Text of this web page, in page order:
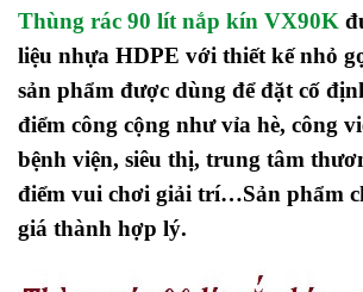
Thùng rác 90 lít nắp kín VX90K
liệu nhựa HDPE với thiết kế nhỏ
sản phẩm được dùng để đặt cố
điểm công cộng như vỉa hè, công
bệnh viện, siêu thị, trung tâm
điểm vui chơi giải trí…Sản phẩm
giá thành hợp lý.